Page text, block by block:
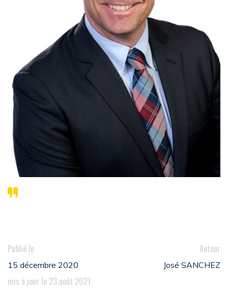
Publié le
15 décembre 2020
mis à jour le 23 août 2021
Auteur
José SANCHEZ